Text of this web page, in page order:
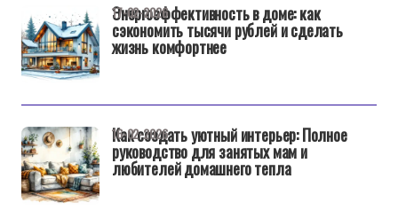
Энергоэффективность в доме: как
сэкономить тысячи рублей и сделать
жизнь комфортнее
17-02-2026
Как создать уютный интерьер: Полное
руководство для занятых мам и
любителей домашнего тепла
16-02-2026